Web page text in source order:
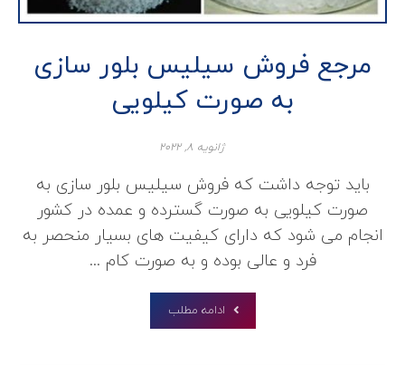
مرجع فروش سیلیس بلور سازی
به صورت کیلویی
ژانویه ۸, ۲۰۲۲
باید توجه داشت که فروش سیلیس بلور سازی به
صورت کیلویی به صورت گسترده و عمده در کشور
انجام می شود که دارای کیفیت های بسیار منحصر به
فرد و عالی بوده و به صورت کام ...
ادامه مطلب